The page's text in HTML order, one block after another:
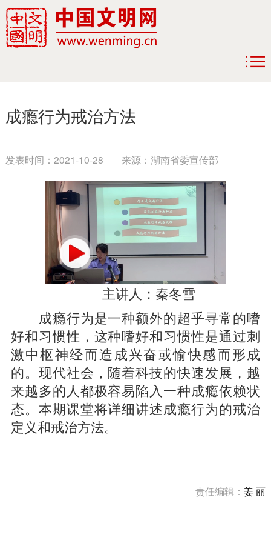
成瘾行为戒治方法
发表时间： 2021-10-28 来源： 湖南省委宣传部
主讲人：秦冬雪
成瘾行为是一种额外的超乎寻常的嗜
好和习惯性，这种嗜好和习惯性是通过刺
激中枢神经而造成兴奋或愉快感而形成
的。现代社会，随着科技的快速发展，越
来越多的人都极容易陷入一种成瘾依赖状
态。本期课堂将详细讲述成瘾行为的戒治
定义和戒治方法。
责任编辑：姜 丽